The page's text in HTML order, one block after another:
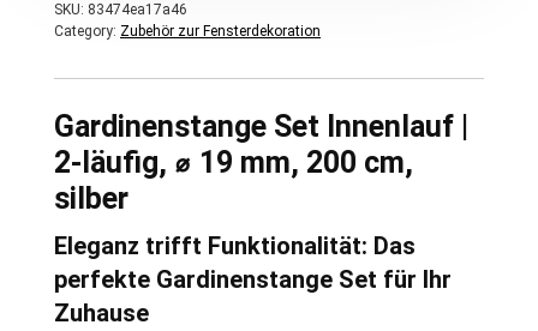
SKU: 83474ea17a46
Category: Zubehör zur Fensterdekoration
Gardinenstange Set Innenlauf |
2-läufig, ⌀ 19 mm, 200 cm,
silber
Eleganz trifft Funktionalität: Das
perfekte Gardinenstange Set für Ihr
Zuhause